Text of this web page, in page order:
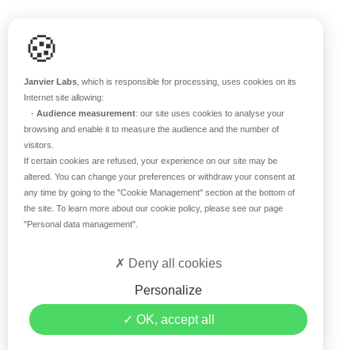
Blog
À PROPOS
Notre histoire
Nos équipes
Nos valeurs
©2026 Janvier Labs –Mentions légales
générales de vente
Politique de confidentialité
Gestion
🍪
Janvier Labs , which is responsible for processing, uses cookies on its
Internet site allowing:
- Audience measurement: our site uses cookies to analyse your
browsing and enable it to measure the audience and the number of
visitors.
If certain cookies are refused, your experience on our site may be
altered. You can change your preferences or withdraw your consent at
any time by going to the "Cookie Management" section at the bottom of
the site. To learn more about our cookie policy, please see our page
"Personal data management"
OK, accept all
Personalize
Deny all cookies